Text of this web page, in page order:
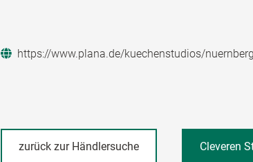
https://www.plana.de/kuechenstudios/
zurück zur Händlersuche Cleveren